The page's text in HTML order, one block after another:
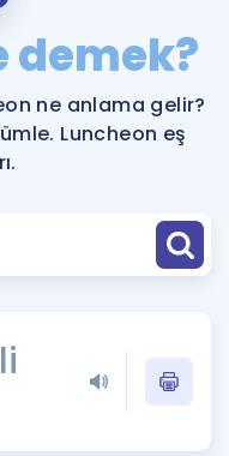
demek?
ne anlama gelir?
Luncheon eş